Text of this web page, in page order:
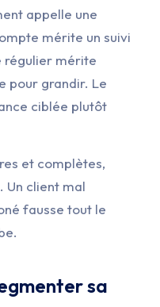
appelle une
mérite un suivi
régulier mérite
pour grandir. Le
ciblée plutôt
et complètes,
Un client mal
fausse tout le
sa